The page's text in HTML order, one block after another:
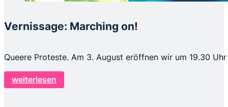
Vernissage: Marching on!
Queere Proteste. Am 3. August eröffnen wir um 19.30
weiterlesen